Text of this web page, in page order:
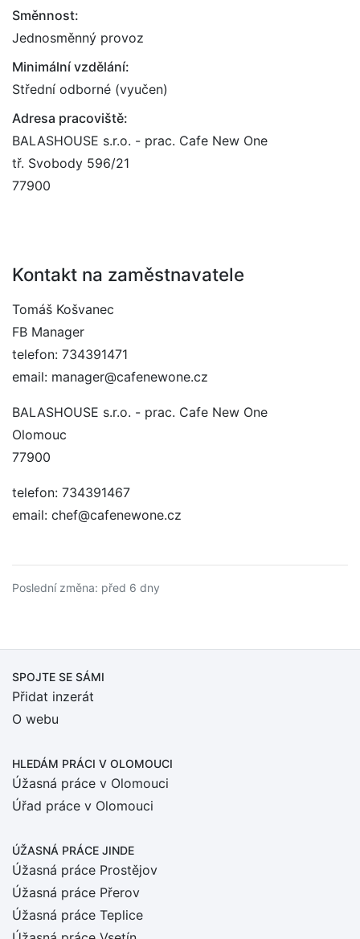
Směnnost:
Jednosměnný provoz
Minimální vzdělání:
Střední odborné (vyučen)
Adresa pracoviště:
BALASHOUSE s.r.o. - prac. Cafe New One
tř. Svobody 596/21
77900
Kontakt na zaměstnavatele
Tomáš Košvanec
FB Manager
telefon: 734391471
email: manager@cafenewone.cz
BALASHOUSE s.r.o. - prac. Cafe New One
Olomouc
77900
telefon: 734391467
email: chef@cafenewone.cz
Poslední změna: před 6 dny
SPOJTE SE SÁMI
Přidat inzerát
O webu
HLEDÁM PRÁCI V OLOMOUCI
Úžasná práce v Olomouci
Úřad práce v Olomouci
ÚŽASNÁ PRÁCE JINDE
Úžasná práce Prostějov
Úžasná práce Přerov
Úžasná práce Teplice